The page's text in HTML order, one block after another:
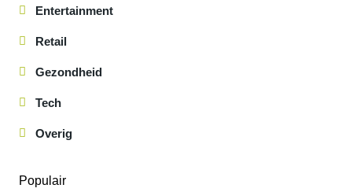
Entertainment
Retail
Gezondheid
Tech
Overig
Populair